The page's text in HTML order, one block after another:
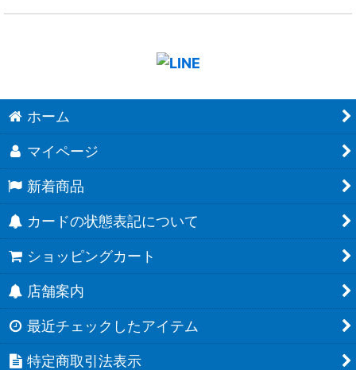
ホーム
マイページ
新着商品
カードの状態表記について
ショッピングカート
店舗案内
最近チェックしたアイテム
特定商取引法表示